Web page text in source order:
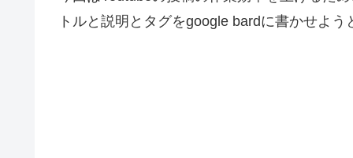
トルと説明とタグをgoogle bardに書かせよ